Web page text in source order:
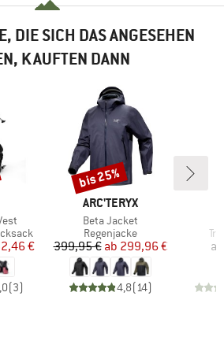
DIE SICH DAS ANGESEHEN
KAUFTEN DANN
Preis
€
(3)
MARKE
ARC'TERYX
Artikel
Beta Jacket
Produktgruppe
Regenjacke
Preis
399,95 € reduzierter Preis
ab 299,96 €
4,8(14)
Rabatt
bis 25%
ab